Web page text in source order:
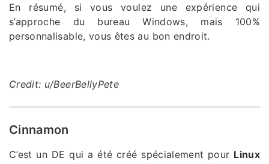
En résumé, si vous voulez une expérience qui
s’approche du bureau Windows, mais 100%
personnalisable, vous êtes au bon endroit.
Credit: u/BeerBellyPete
Cinnamon
C’est un DE qui a été créé spécialement pour Linux